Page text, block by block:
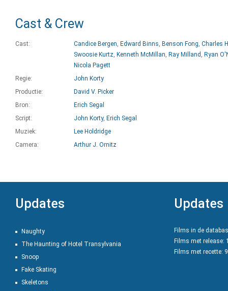
Cast & Crew
Cast: Candice Bergen, Edward Binns, Benson Fong, Charles
Swoosie Kurtz, Kenneth McMillan, Ray Milland , Ryan
Nicola Pagett
Regie:
John Korty
Productie:
David V. Picker
Bron:
Erich Segal
Script:
John Korty, Erich Segal
Muziek:
Lee Holdridge
Camera:
Arthur J. Ornitz
Updates
Naughty
The Haunting of Hotel Transylvania
Snoop
Fake Skating
Skeletons
Updates
Films in de
Films met release:
Films met recette: